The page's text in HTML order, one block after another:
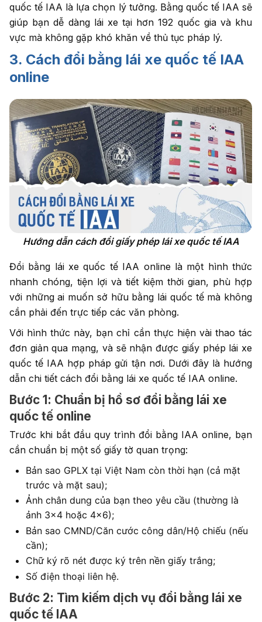
quốc tế IAA là lựa chọn lý tưởng. Bằng quốc tế IAA sẽ
giúp bạn dễ dàng lái xe tại hơn 192 quốc gia và khu
vực mà không gặp khó khăn về thủ tục pháp lý.
3. Cách đổi bằng lái xe quốc tế IAA
online
Hướng dẫn cách đổi giấy phép lái xe quốc tế IAA
Đổi bằng lái xe quốc tế IAA online là một hình thức
nhanh chóng, tiện lợi và tiết kiệm thời gian, phù hợp
với những ai muốn sở hữu bằng lái quốc tế mà không
cần phải đến trực tiếp các văn phòng.
Với hình thức này, bạn chỉ cần thực hiện vài thao tác
đơn giản qua mạng, và sẽ nhận được giấy phép lái xe
quốc tế IAA hợp pháp gửi tận nơi. Dưới đây là hướng
dẫn chi tiết cách đổi bằng lái xe quốc tế IAA online.
Bước 1: Chuẩn bị hồ sơ đổi bằng lái xe
quốc tế online
Trước khi bắt đầu quy trình đổi bằng IAA online, bạn
cần chuẩn bị một số giấy tờ quan trọng:
Bản sao GPLX tại Việt Nam còn thời hạn (cả mặt
trước và mặt sau);
Ảnh chân dung của bạn theo yêu cầu (thường là
ảnh 3×4 hoặc 4×6);
Bản sao CMND/Căn cước công dân/Hộ chiếu (nếu
cần);
Chữ ký rõ nét được ký trên nền giấy trắng;
Số điện thoại liên hệ.
Bước 2: Tìm kiếm dịch vụ đổi bằng lái xe
quốc tế IAA